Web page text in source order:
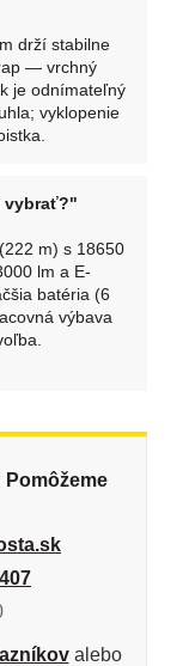
drží stabilne
— vrchný
je odnímateľný
vyklopenie
vybrať?"
m) s 18650
lm a E-
batéria (6
výbava
Pomôžeme
alebo